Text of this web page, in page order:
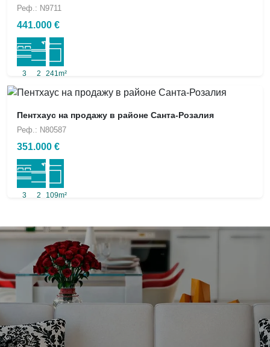
Реф.: N9711
441.000 €
3 2 241m²
Пентхаус на продажу в районе Санта-Розалия
Реф.: N80587
351.000 €
3 2 109m²